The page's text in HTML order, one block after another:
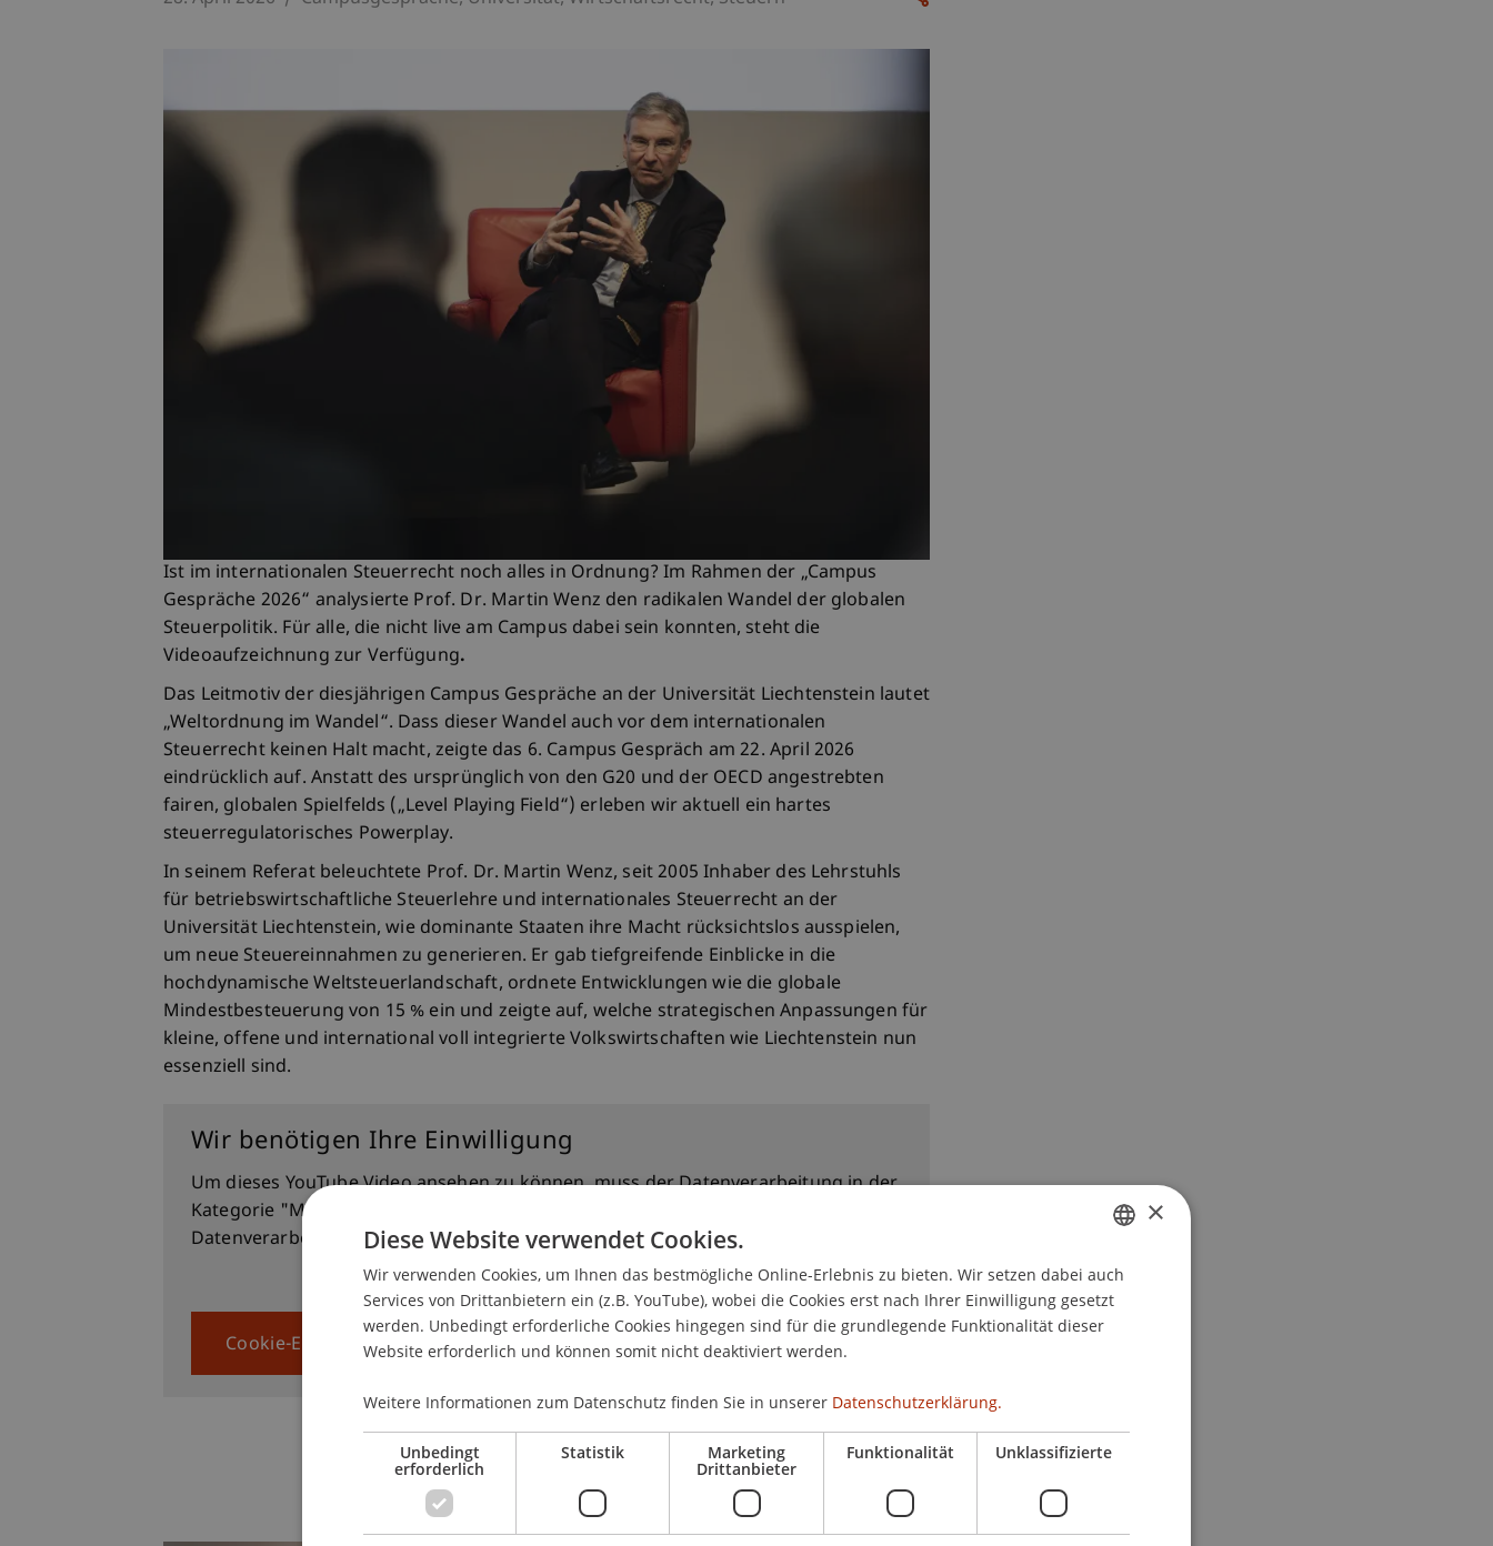
Ist im internationalen Steuerrecht noch alles in Ordnung? Im Rahmen der „Campus
Gespräche 2026“ analysierte Prof. Dr. Martin Wenz den radikalen Wandel der globalen
Steuerpolitik. Für alle, die nicht live am Campus dabei sein konnten, steht die
Videoaufzeichnung zur Verfügung.
Das Leitmotiv der diesjährigen Campus Gespräche an der Universität Liechtenstein lautet
„Weltordnung im Wandel“. Dass dieser Wandel auch vor dem internationalen
Steuerrecht keinen Halt macht, zeigte das 6. Campus Gespräch am 22. April 2026
eindrücklich auf. Anstatt des ursprünglich von den G20 und der OECD angestrebten
fairen, globalen Spielfelds („Level Playing Field“) erleben wir aktuell ein hartes
steuerregulatorisches Powerplay.
In seinem Referat beleuchtete Prof. Dr. Martin Wenz, seit 2005 Inhaber des Lehrstuhls
für betriebswirtschaftliche Steuerlehre und internationales Steuerrecht an der
Universität Liechtenstein, wie dominante Staaten ihre Macht rücksichtslos ausspielen,
um neue Steuereinnahmen zu generieren. Er gab tiefgreifende Einblicke in die
hochdynamische Weltsteuerlandschaft, ordnete Entwicklungen wie die globale
Mindestbesteuerung von 15 % ein und zeigte auf, welche strategischen Anpassungen für
kleine, offene und international voll integrierte Volkswirtschaften wie Liechtenstein nun
essenziell sind.
Die Aufzeichnung des Campus Gesprächs vom
Wir benötigen Ihre Einwilligung
Um dieses YouTube Video ansehen zu können, muss der Datenverarbeitung in der
Kategorie "Marketing Drittanbieter" zugestimmt werden. Weitere Details zur
Datenverarbeitung könnenhierabgerufen werden
Cookie-Einstellungen anzeigen
GERMAN
ENGLISH
×
Diese Website verwendet Cookies.
Wir verwenden Cookies, um Ihnen das bestmögliche Online-Erlebnis zu bieten. Wir setzen dabei auch
Services von Drittanbietern ein (z.B. YouTube), wobei die Cookies erst nach Ihrer Einwilligung gesetzt
werden. Unbedingt erforderliche Cookies hingegen sind für die grundlegende Funktionalität dieser
Website erforderlich und können somit nicht deaktiviert werden.
Weitere Informationen zum Datenschutz finden Sie in unserer Datenschutzerklärung.
Unbedingt
erforderlich
Statistik Marketing
Drittanbieter
Funktionalität Unklassifizierte